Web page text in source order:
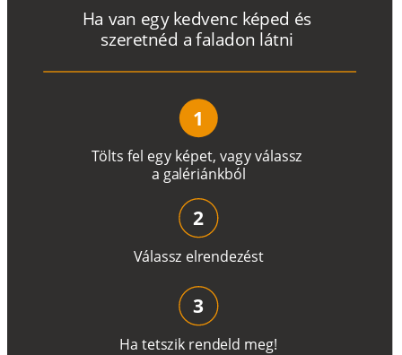
Tölts fel egy képet, vagyválassz
a galériánkból
Ha van egy kedvenc képed és
szeretnéd a faladon látni
1
Válassz elrendezést
2
Ha tetszik rendeld meg!
3